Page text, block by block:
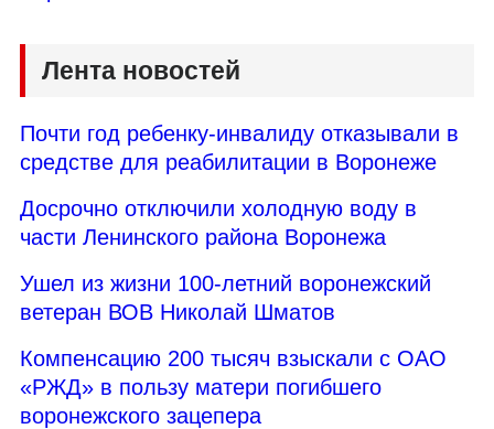
Лента новостей
Почти год ребенку-инвалиду отказывали в
средстве для реабилитации в Воронеже
Досрочно отключили холодную воду в
части Ленинского района Воронежа
Ушел из жизни 100-летний воронежский
ветеран ВОВ Николай Шматов
Компенсацию 200 тысяч взыскали с ОАО
«РЖД» в пользу матери погибшего
воронежского зацепера